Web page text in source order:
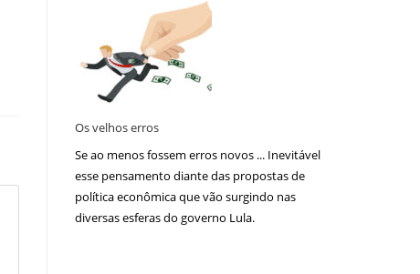
Os velhos erros
Se ao menos fossem erros novos ... Inevitável
esse pensamento diante das propostas de
política econômica que vão surgindo nas
diversas esferas do governo Lula.